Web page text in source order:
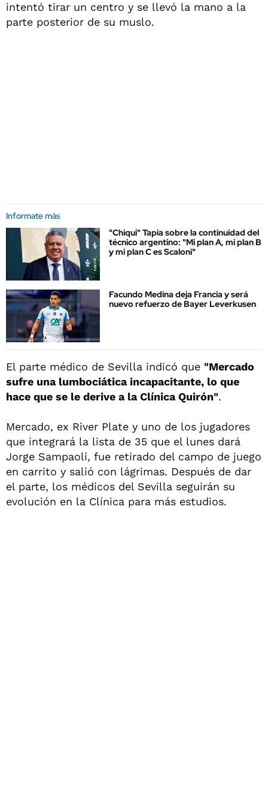
intentó tirar un centro y se llevó la mano a la
parte posterior de su muslo.
Informate más
"Chiqui" Tapia sobre la continuidad del
técnico argentino: "Mi plan A, mi plan B
y mi plan C es Scaloni"
Facundo Medina deja Francia y será
nuevo refuerzo de Bayer Leverkusen
El parte médico de Sevilla indicó que "Mercado
sufre una lumbociática incapacitante, lo que
hace que se le derive a la Clínica Quirón".
Mercado, ex River Plate y uno de los jugadores
que integrará la lista de 35 que el lunes dará
Jorge Sampaoli, fue retirado del campo de juego
en carrito y salió con lágrimas. Después de dar
el parte, los médicos del Sevilla seguirán su
evolución en la Clínica para más estudios.